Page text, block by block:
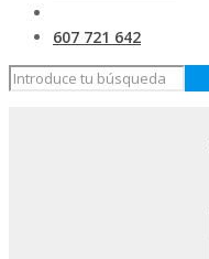
607 721 642